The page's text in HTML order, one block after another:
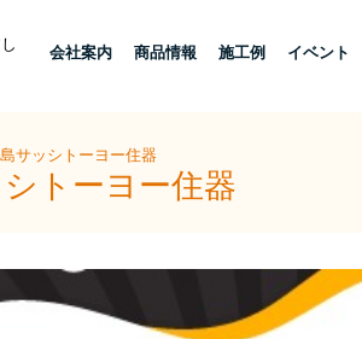
会社案内 商品情報 施工例 イベント
サッシトーヨー住器
トーヨー住器